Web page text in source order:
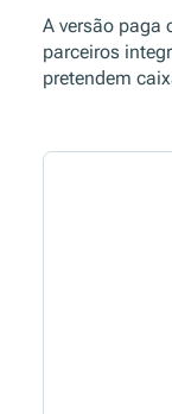
A versão paga
parceiros
pretendem